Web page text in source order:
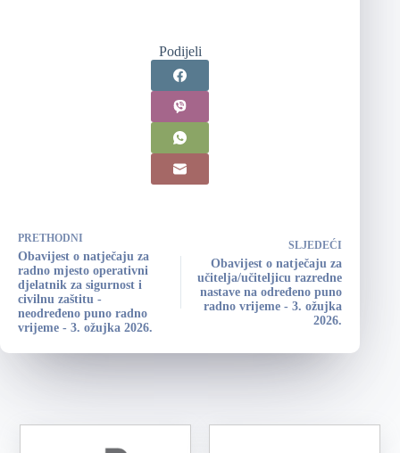
Podijeli
PRETHODNI
Obavijest o natječaju za
radno mjesto operativni
djelatnik za sigurnost i
civilnu zaštitu -
neodređeno puno radno
vrijeme - 3. ožujka 2026.
SLJEDEĆI
Obavijest o natječaju za
učitelja/učiteljicu razredne
nastave na određeno puno
radno vrijeme - 3. ožujka
2026.